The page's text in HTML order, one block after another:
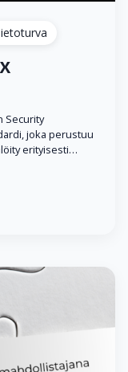
Security
joka perustuu
erityisesti…